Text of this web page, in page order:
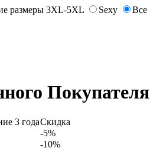
размеры 3XL-5XL Sexy Все
Покупателя
3 годаСкидка
-5%
-10%